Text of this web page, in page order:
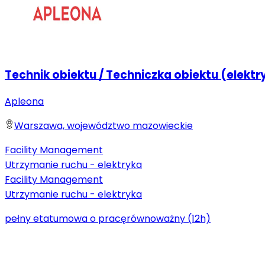
Technik obiektu / Techniczka obiektu
Apleona
Warszawa, województwo mazowieckie
Facility Management
Utrzymanie ruchu - elektryka
Facility Management
Utrzymanie ruchu - elektryka
pełny etatumowa o pracęrównoważny (12h)